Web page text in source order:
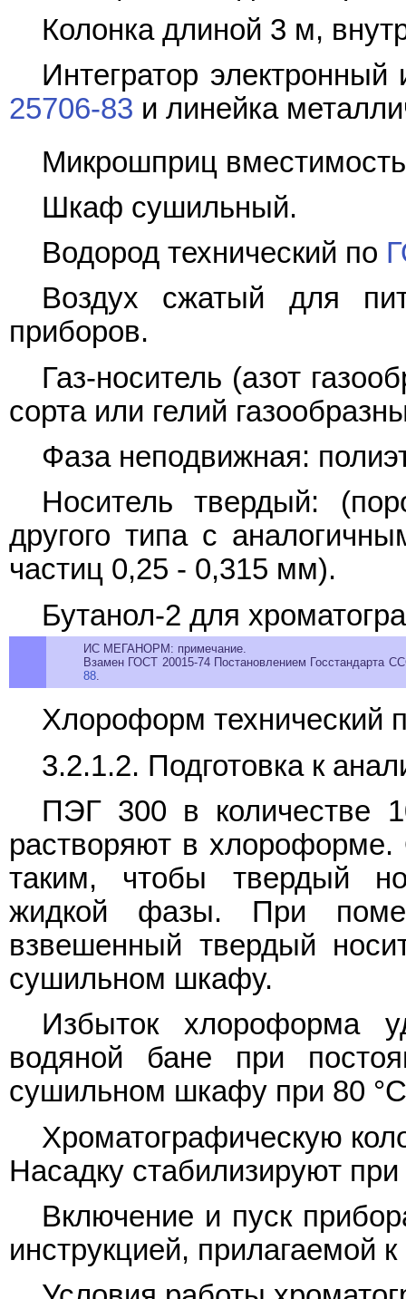
Колонка длиной 3 м,
Интегратор
25706-83 и линейка
Микрошприц
Шкаф сушильный.
Водород технический по
Воздух сжатый для
приборов.
Газ-носитель (азот
сорта или гелий
Фаза неподвижная:
Носитель твердый:
другого типа с
частиц 0,25 - 0,315 мм).
Бутанол-2 для
ИС МЕГАНОРМ: примечание.
Взамен ГОСТ 20015-74 Постановлением Госстандарта
88
Хлороформ технический
3.2.1.2. Подготовка к
ПЭГ 300 в количестве
растворяют в
таким, чтобы твердый
жидкой фазы. При
взвешенный твердый
сушильном шкафу.
Избыток хлороформа
водяной бане при
сушильном шкафу при 80
Хроматографическую
Насадку стабилизируют
Включение и пуск
инструкцией, прилагаемой